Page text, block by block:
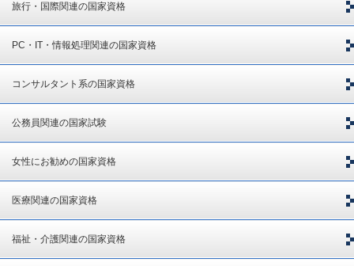
旅行・国際関連の国家資格
PC・IT・情報処理関連の国家資格
コンサルタント系の国家資格
公務員関連の国家試験
女性にお勧めの国家資格
医療関連の国家資格
福祉・介護関連の国家資格